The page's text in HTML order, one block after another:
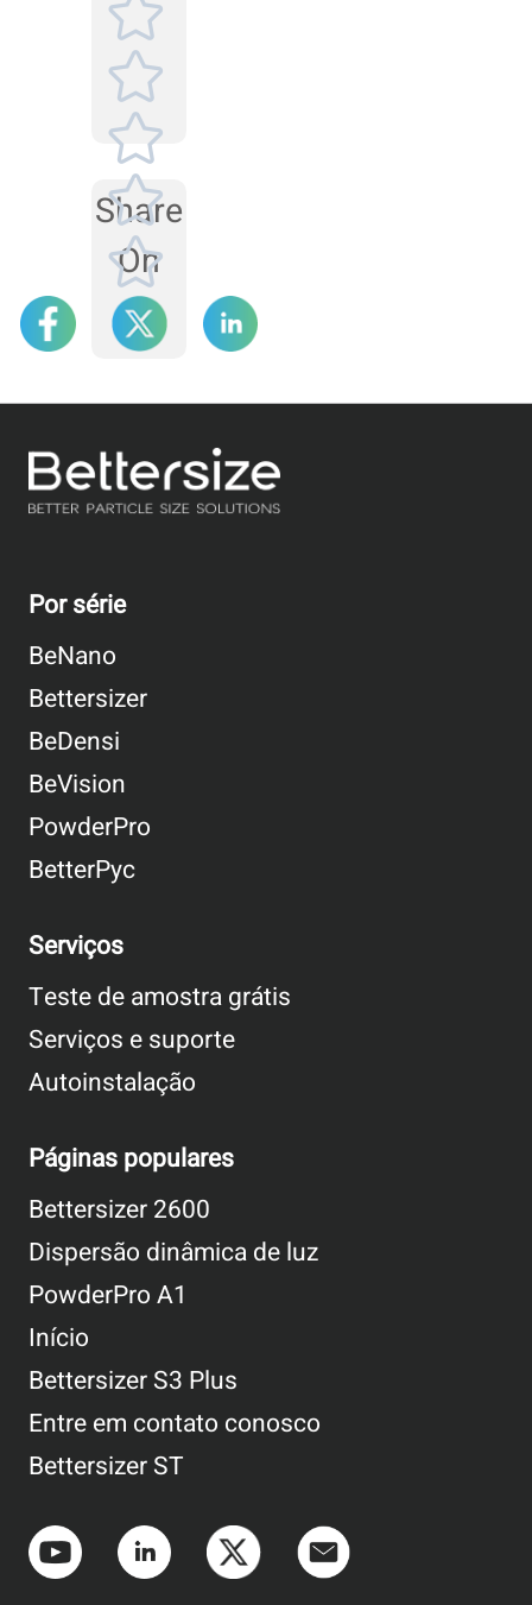
inspeção da célula de
amostra, depois da
fonte de laser e da
lente e, por fim, do
sistema de
alinhamento.
Share
On
Por série
BeNano
Bettersizer
BeDensi
BeVision
PowderPro
BetterPyc
Serviços
Teste de amostra grátis
Serviços e suporte
Autoinstalação
Páginas populares
Bettersizer 2600
Dispersão dinâmica de luz
PowderPro A1
Início
Bettersizer S3 Plus
Entre em contato conosco
Bettersizer ST